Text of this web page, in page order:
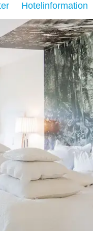
Hotelinformation